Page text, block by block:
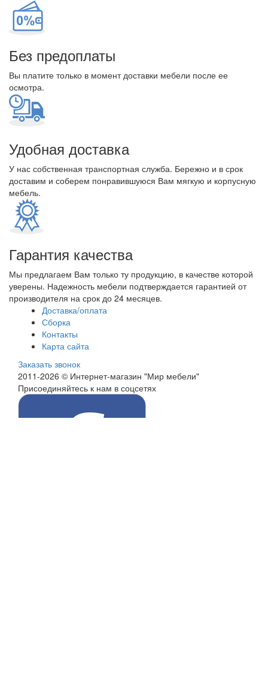
Без предоплаты
Вы платите только в момент доставки мебели после ее
осмотра.
Удобная доставка
У нас собственная транспортная служба. Бережно и в срок
доставим и соберем понравившуюся Вам мягкую и корпусную
мебель.
Гарантия качества
Мы предлагаем Вам только ту продукцию, в качестве которой
уверены. Надежность мебели подтверждается гарантией от
производителя на срок до 24 месяцев.
Доставка/оплата
Сборка
Контакты
Карта сайта
Заказать звонок
2011-2026 © Интернет-магазин "Мир мебели"
Присоединяйтесь к нам в соцсетях